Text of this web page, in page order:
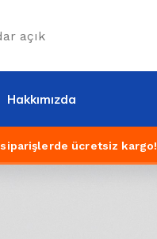
açık
Hakkımızda
ücretsiz kargo!